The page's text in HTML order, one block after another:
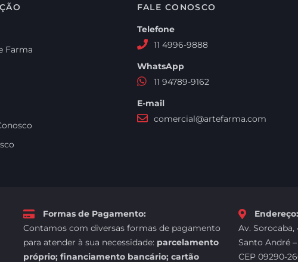
Farma
FALE CONOSCO
Telefone
11 4996-9888
WhatsApp
11 94789-9162
E-mail
comercial@artefarma.com
Formas de Pagamento:
Contamos com diversas formas de pagamento
para atender à sua necessidade: parcelamento
próprio; financiamento bancário; cartão
Endereço:
Av. Sorocaba,
Santo André –
CEP 09290-